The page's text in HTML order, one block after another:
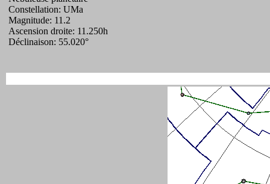
Constellation: UMa
Magnitude: 11.2
Ascension droite: 11.250h
Déclinaison: 55.020°